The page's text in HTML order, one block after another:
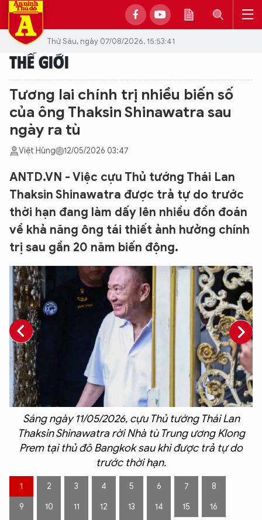
Thứ Sáu, ngày 07/08/2026, 15:53:41
THẾ GIỚI
Tương lai chính trị nhiều biến số
của ông Thaksin Shinawatra sau
ngày ra tù
Việt Hùng 12/05/2026 03:47
ANTD.VN - Việc cựu Thủ tướng Thái Lan
Thaksin Shinawatra được trả tự do trước
thời hạn đang làm dấy lên nhiều đồn đoán
về khả năng ông tái thiết ảnh hưởng chính
trị sau gần 20 năm biến động.
Sáng ngày 11/05/2026, cựu Thủ tướng Thái Lan
Thaksin Shinawatra rời Nhà tù Trung ương Klong
Prem tại thủ đô Bangkok sau khi được trả tự do
trước thời hạn.
1 2 3 4 5 6 7 8
9 10 11 12 13 14 15 16